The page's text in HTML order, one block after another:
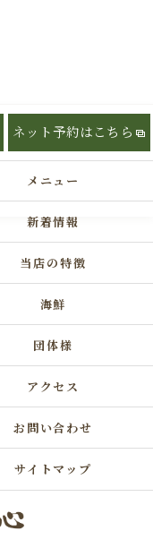
ネット予約はこちら
メニュー
新着情報
当店の特徴
海鮮
団体様
アクセス
お問い合わせ
サイトマップ